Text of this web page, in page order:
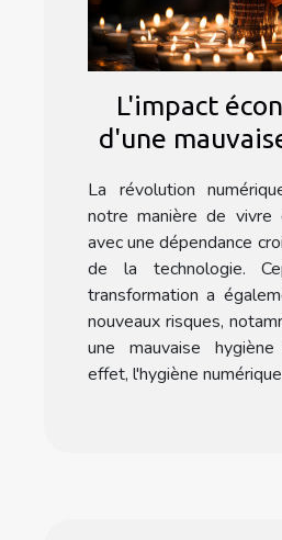
L'impact
d'une
La révolution
notre manière de vivre
avec une dépendance
de la technologie.
transformation a
nouveaux risques,
une mauvaise
effet, l'hygiène